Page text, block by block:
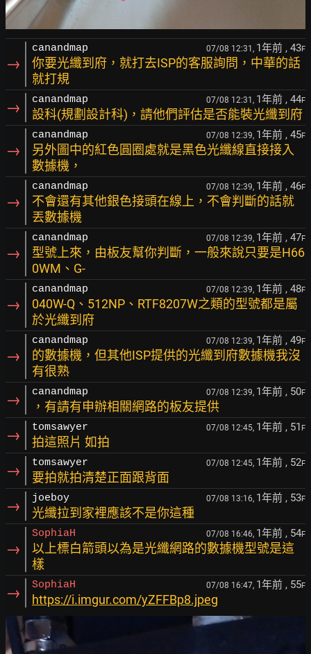
→
canandmap 07/08 12:31, 1年前 , 43F
你要光纖到府，就打去ISP的客服詢問，中華的話
就打規
→ canandmap 07/08 12:31, 1年前 , 44F
設科(規劃設計科)，請他們評估是否能裝光纖到府
→
canandmap 07/08 12:39, 1年前 , 45F
另外圖中的紅色圓圈處就是黑色光纖線直接接入
數據機，
→
canandmap 07/08 12:39, 1年前 , 46F
不會還有其他銀色接頭在線上，不會判斷的話就
丟數據機
→
canandmap 07/08 12:39, 1年前 , 47F
型號上來，由板友幫你判斷，一般來說只要是H66
0WM、G-
→
canandmap 07/08 12:39, 1年前 , 48F
040W-Q、512NP、RTF8207W之類的型號都是屬
於光纖到府
→
canandmap 07/08 12:39, 1年前 , 49F
的數據機，但其他ISP提供的光纖到府數據機我沒
有很熟
→ canandmap 07/08 12:39, 1年前 , 50F
，有請有申辦相關網路的板友提供
→ tomsawyer 07/08 12:45, 1年前 , 51 F
拍這照片 如拍
→ tomsawyer 07/08 12:45, 1年前 , 52F
要拍就拍清楚正面跟背面
→ joeboy 07/08 13:16, 1年前 , 53F
光纖拉到家裡應該不是你這種
→
SophiaH 07/08 16:46, 1年前 , 54F
以上標白箭頭以為是光纖網路的數據機型號是這
樣
→ SophiaH 07/08 16:47, 1年前 , 55F
https://i.imgur.com/yZFFBp8.jpeg